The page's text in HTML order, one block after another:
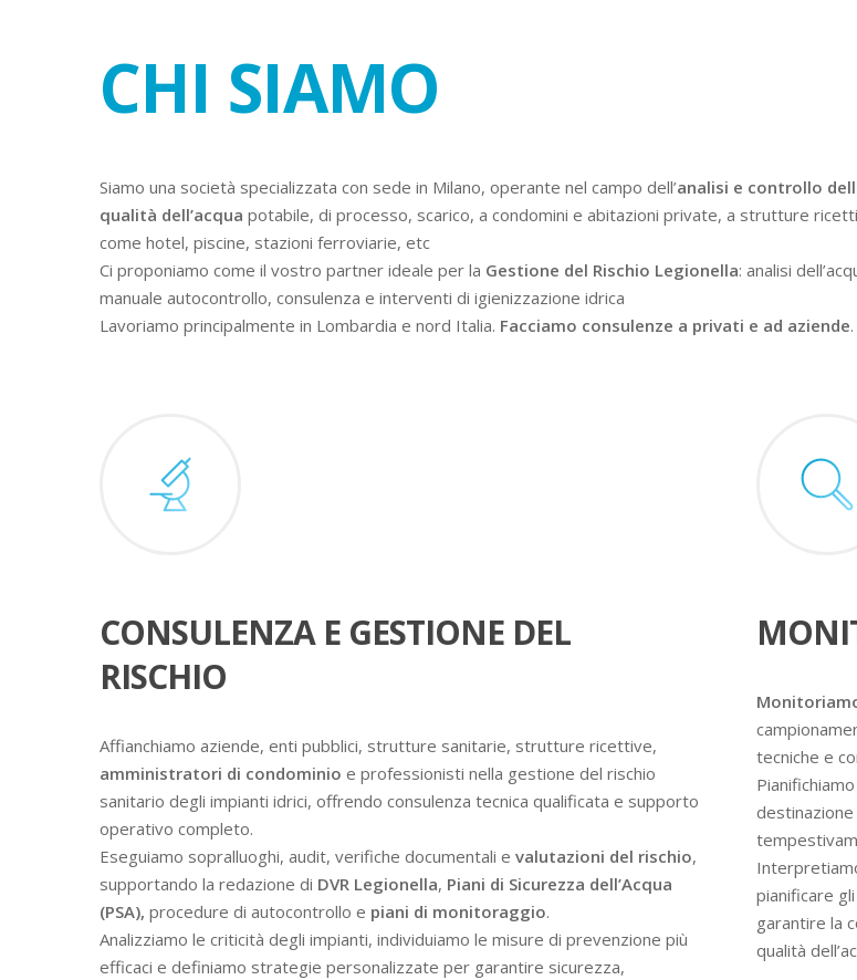
CHI SIAMO
Siamo una società specializzata con sede in Milano, operante nel campo dell’analisi e controllo
qualità dell’acquapotabile, di processo, scarico, a condomini e abitazioni private, a strutture
come hotel, piscine, stazioni ferroviarie, etc
Ci proponiamo come il vostro partner ideale per la Gestione del Rischio Legionella: analisi
manuale autocontrollo, consulenza e interventi di igienizzazione idrica
Lavoriamo principalmente in Lombardia e nord Italia. Facciamo consulenze a privati e ad aziende.
CONSULENZA E GESTIONE DEL
RISCHIO
Affianchiamo aziende, enti pubblici, strutture sanitarie, strutture ricettive,
amministratori di condominio e professionisti nella gestione del rischio
sanitario degli impianti idrici, offrendo consulenza tecnica qualificata e supporto
operativo completo.
Eseguiamo sopralluoghi, audit, verifiche documentali evalutazioni del rischio,
supportando la redazione di DVR Legionella, Piani di Sicurezza dell’Acqua
(PSA), procedure di autocontrollo e piani di monitoraggio.
Analizziamo le criticità degli impianti, individuiamo le misure di prevenzione più
efficaci e definiamo strategie personalizzate per garantire sicurezza,
tecniche e
pianificare
garantire la
qualità